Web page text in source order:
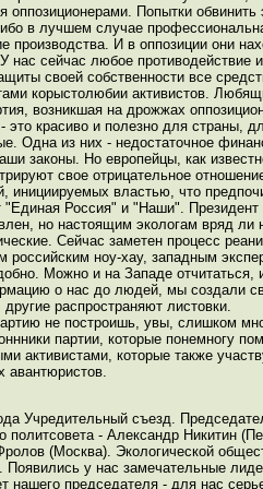
Попытки
в лучшем случае
И в оппозиции они
сейчас любое
своей собственности все
корыстолюбии активистов.
возникшая на дрожжах
красиво и полезно для страны,
Одна из них - недостаточное
законы. Но европейцы, как
свое отрицательное
инициируемых властью, что
Россия" и "Наши".
но настоящим экологам вряд
Сейчас заметен процесс
ноу-хау, западным
Можно и на Западе
о нас до людей, мы создали
распространяют листовки.
не построишь, увы, слишком
партии, которые понемногу
активистами, которые также
авантюристов.
Учредительный съезд.
- Александр Никитин
(Москва). Экологической
у нас замечательные
нашего председателя - для нас